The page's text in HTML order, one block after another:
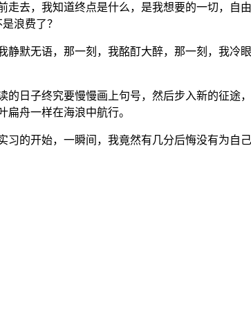
去，我知道终点是什么，是我想要的一切，自
浪费了？
默无语，那一刻，我酩酊大醉，那一刻，我冷
日子终究要慢慢画上句号，然后步入新的征途
舟一样在海浪中航行。
的开始，一瞬间，我竟然有几分后悔没有为自